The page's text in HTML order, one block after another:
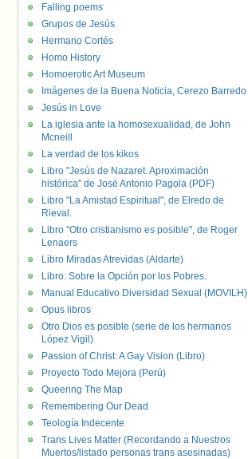
Falling poems
Grupos de Jesús
Hermano Cortés
Homo History
Homoerotic Art Museum
Imágenes de la Buena Noticia, Cerezo Barredo
Jesús in Love
La iglesia ante la homosexualidad, de John
Mcneill
La verdad de los kikos
Libro "Jesús de Nazaret. Aproximación
histórica" de José Antonio Pagola (PDF)
Libro "La Amistad Espiritual", de Elredo de
Rieval.
Libro "Otro cristianismo es posible", de Roger
Lenaers
Libro Miradas Atrevidas (Aldarte)
Libro: Sobre la Opción por los Pobres.
Manual Educativo Diversidad Sexual (MOVILH)
Opus libros
Otro Dios es posible (serie de los hermanos
López Vigil)
Passion of Christ: A Gay Vision (Libro)
Proyecto Todo Mejora (Perú)
Queering The Map
Remembering Our Dead
Teología Indecente
Trans Lives Matter (Recordando a Nuestros
Muertos/listado personas trans asesinadas)